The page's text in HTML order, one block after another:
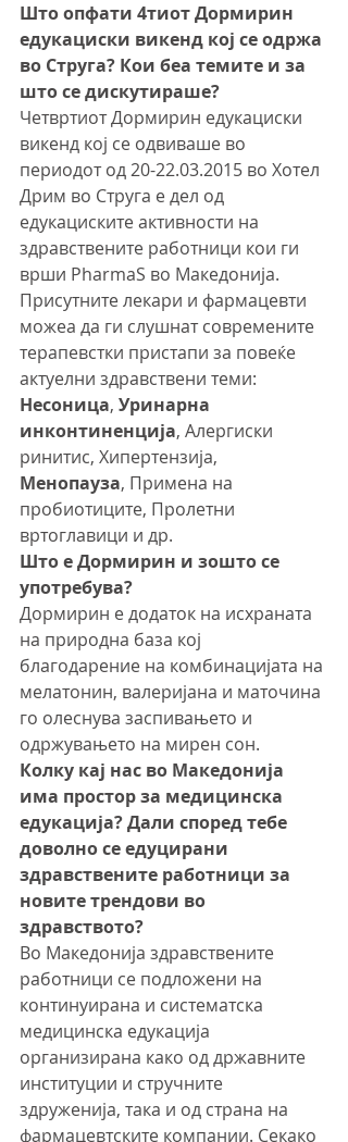
Што опфати 4тиот Дормирин
едукациски викенд кој се одржа
во Струга? Кои беа темите и за
што се дискутираше?
Четвртиот Дормирин едукациски
викенд кој се одвиваше во
периодот од 20-22.03.2015 во Хотел
Дрим во Струга е дел од
едукациските активности на
здравствените работници кои ги
врши PharmaS во Македонија.
Присутните лекари и фармацевти
можеа да ги слушнат современите
терапевстки пристапи за повеќе
актуелни здравствени теми:
Несоница, Уринарна
инконтиненција, Алергиски
ринитис, Хипертензија,
Менопауза, Примена на
пробиотиците, Пролетни
вртоглавици и др.
Што е Дормирин и зошто се
употребува?
Дормирин е додаток на исхраната
на природна база кој
благодарение на комбинацијата на
мелатонин, валеријана и маточина
го олеснува заспивањето и
одржувањето на мирен сон.
Колку кај нас во Македонија
има простор за медицинска
едукација? Дали според тебе
доволно се едуцирани
здравствените работници за
новите трендови во
здравството?
Во Македонија здравствените
работници се подложени на
континуирана и систематска
медицинска едукација
организирана како од државните
институции и стручните
здруженија, така и од страна на
фармацевтските компании. Секако